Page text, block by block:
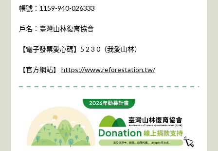
帳號：1159-940-026333
戶名：臺灣山林復育協會
【電子發票愛心碼】5 2 3 0（我愛山林）
【官方網站】 https://www.reforestation.tw/